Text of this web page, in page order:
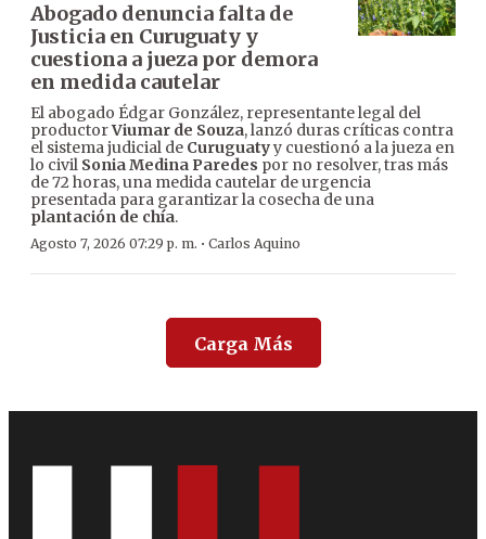
Abogado denuncia falta de
Justicia en Curuguaty y
cuestiona a jueza por demora
en medida cautelar
El abogado Édgar González, representante legal del
productorViumar de Souza, lanzó duras críticas contra
el sistema judicial de Curuguatyy cuestionó a la jueza en
lo civil Sonia Medina Paredes por no resolver, tras más
de 72 horas, una medida cautelar de urgencia
presentada para garantizar la cosecha de una
plantación de chía.
Agosto 7, 2026 07:29 p. m. · Carlos Aquino
Carga Más